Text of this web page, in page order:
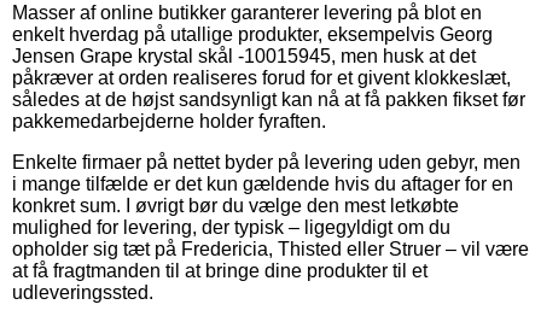
Masser af online butikker garanterer levering på blot en
enkelt hverdag på utallige produkter, eksempelvis Georg
Jensen Grape krystal skål -10015945, men husk at det
påkræver at orden realiseres forud for et givent klokkeslæt,
således at de højst sandsynligt kan nå at få pakken fikset før
pakkemedarbejderne holder fyraften.
Enkelte firmaer på nettet byder på levering uden gebyr, men
i mange tilfælde er det kun gældende hvis du aftager for en
konkret sum. I øvrigt bør du vælge den mest letkøbte
mulighed for levering, der typisk – ligegyldigt om du
opholder sig tæt på Fredericia, Thisted eller Struer – vil være
at få fragtmanden til at bringe dine produkter til et
udleveringssted.